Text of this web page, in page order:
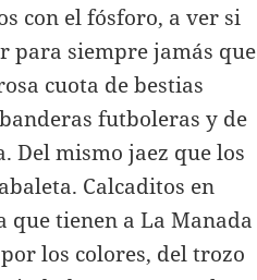
con el fósforo, a ver si
para siempre jamás que
cuota de bestias
futboleras y de
Del mismo jaez que los
Calcaditos en
que tienen a La Manada
los colores, del trozo